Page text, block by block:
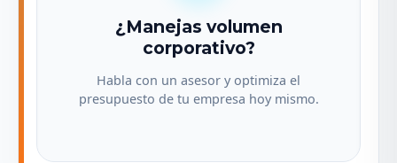
¿Manejas volumen
corporativo?
Habla con un asesor y optimiza el
presupuesto de tu empresa hoy mismo.